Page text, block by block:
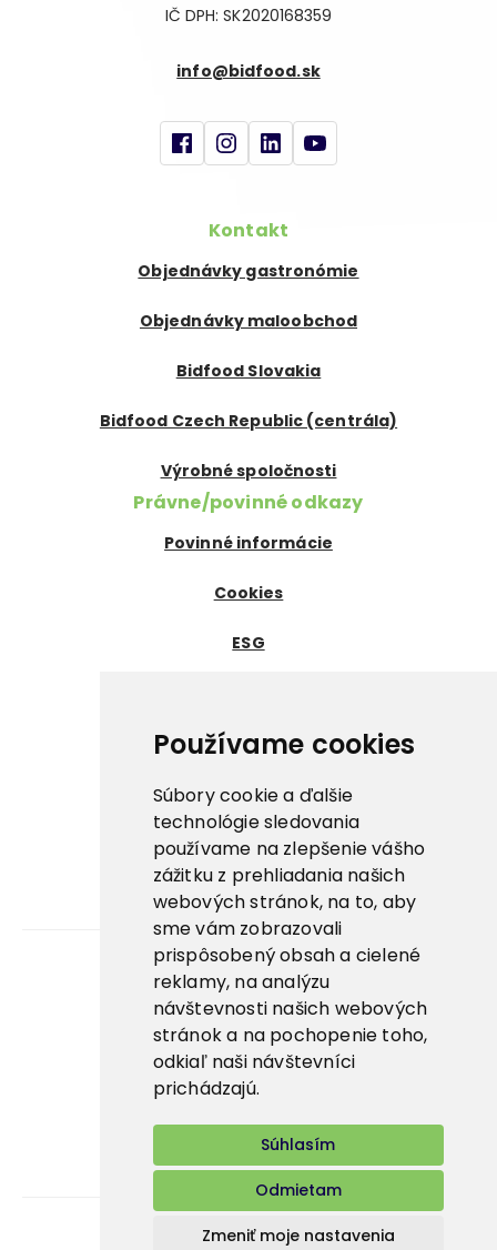
Používame cookies
Súbory cookie a ďalšie
technológie sledovania
používame na zlepšenie vášho
zážitku z prehliadania našich
webových stránok, na to, aby
sme vám zobrazovali
prispôsobený obsah a cielené
reklamy, na analýzu
návštevnosti našich webových
stránok a na pochopenie toho,
odkiaľ naši návštevníci
prichádzajú.
Súhlasím
Odmietam
Zmeniť moje nastavenia
IČ DPH: SK2020168359
info@bidfood.sk
Kontakt
Objednávky gastronómie
Objednávky maloobchod
Bidfood Slovakia
Bidfood Czech Republic (centrála)
Výrobné spoločnosti
Právne/povinné odkazy
Povinné informácie
Cookies
ESG
Dôležité odkazy
Prima zmrzlina ↗
Pegas Premium ↗
La Panna ↗
Kariéra
Aplikácie
E-shop